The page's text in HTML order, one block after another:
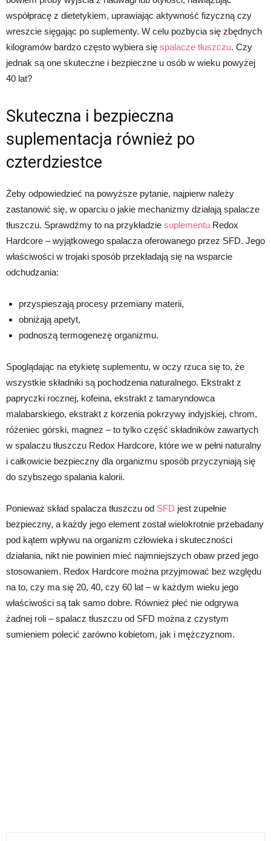
współpracę z dietetykiem, uprawiając aktywność fizyczną czy
wreszcie sięgając po suplementy. W celu pozbycia się zbędnych
kilogramów bardzo często wybiera się spalacze tłuszczu. Czy
jednak są one skuteczne i bezpieczne u osób w wieku powyżej
40 lat?
Skuteczna i bezpieczna
suplementacja również po
czterdziestce
Żeby odpowiedzieć na powyższe pytanie, najpierw należy
zastanowić się, w oparciu o jakie mechanizmy działają spalacze
tłuszczu. Sprawdźmy to na przykładzie suplementu Redox
Hardcore – wyjątkowego spalacza oferowanego przez SFD. Jego
właściwości w trojaki sposób przekładają się na wsparcie
odchudzania:
przyspieszają procesy przemiany materii,
obniżają apetyt,
podnoszą termogenezę organizmu.
Spoglądając na etykietę suplementu, w oczy rzuca się to, że
wszystkie składniki są pochodzenia naturalnego. Ekstrakt z
papryczki rocznej, kofeina, ekstrakt z tamaryndowca
malabarskiego, ekstrakt z korzenia pokrzywy indyjskiej, chrom,
różeniec górski, magnez – to tylko część składników zawartych
w spalaczu tłuszczu Redox Hardcore, które we w pełni naturalny
i całkowicie bezpieczny dla organizmu sposób przyczyniają się
do szybszego spalania kalorii.
Ponieważ skład spalacza tłuszczu od SFD jest zupełnie
bezpieczny, a każdy jego element został wielokrotnie przebadany
pod kątem wpływu na organizm człowieka i skuteczności
działania, nikt nie powinien mieć najmniejszych obaw przed jego
stosowaniem. Redox Hardcore można przyjmować bez względu
na to, czy ma się 20, 40, czy 60 lat – w każdym wieku jego
właściwości są tak samo dobre. Również płeć nie odgrywa
żadnej roli – spalacz tłuszczu od SFD można z czystym
sumieniem polecić zarówno kobietom, jak i mężczyznom.